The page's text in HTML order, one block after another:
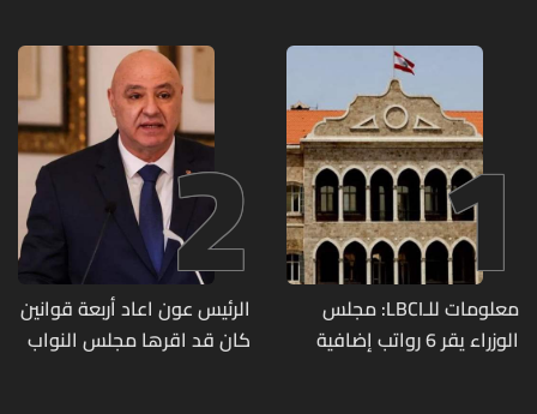
1
معلومات للـLBCI: مجلس
الوزراء يقر 6 رواتب إضافية
2
الرئيس عون اعاد أربعة قوانين
كان قد اقرها مجلس النواب